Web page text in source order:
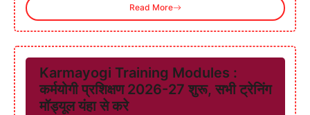
Read More
Karmayogi Training Modules :
कर्मयोगी प्रशिक्षण 2026-27 शुरू, सभी ट्रेनिंग
मॉड्यूल यंहा से करे